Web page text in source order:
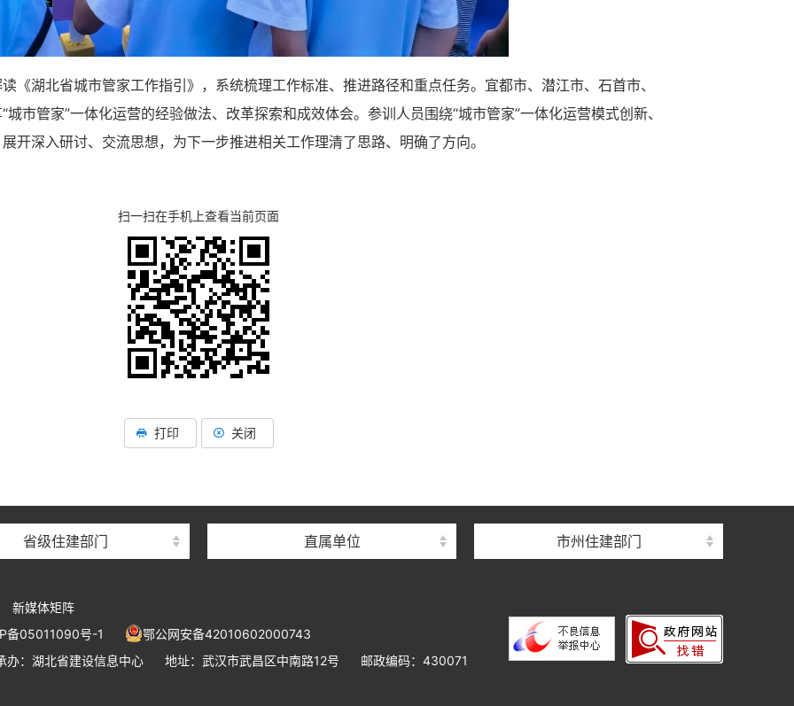
《湖北省城市管家工作指引》，系统梳理工作标准、推进路径和重点任务。宜都市、潜江市、石首市、
市管家”一体化运营的经验做法、改革探索和成效体会。参训人员围绕“城市管家”一体化运营模式创新、
开深入研讨、交流思想，为下一步推进相关工作理清了思路、明确了方向。
扫一扫在手机上查看当前页面
打印 关闭
省级住建部门 直属单位
湖北省住建厅机关后勤服务中心
湖北省建设工程质量安全监督总站
湖北省建设工程标准定额管理总站
湖北省城乡建设发展中心
市州住建部门
新媒体矩阵
备05011090号-1
鄂公网安备42010602000743
办：湖北省建设信息中心
地址：武汉市武昌区中南路12号 邮政编码：430071